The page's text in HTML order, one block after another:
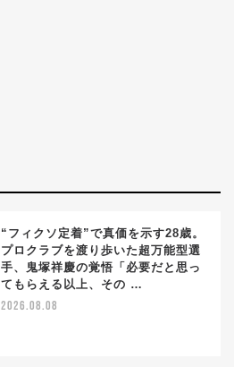
“フィクソ定着”で真価を示す28歳。
プロクラブを渡り歩いた超万能型選
手、鬼塚祥慶の覚悟「必要だと思っ
てもらえる以上、その …
2026.08.08